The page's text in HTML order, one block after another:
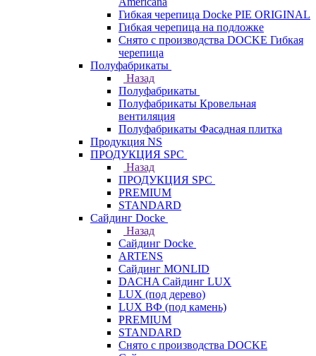
Гибкая черепица Docke PIE ОRIGINАL
Гибкая черепица на подложке
Снято с производства DOCKE Гибкая
черепица
Полуфабрикаты
Назад
Полуфабрикаты
Полуфабрикаты Кровельная
вентиляция
Полуфабрикаты Фасадная плитка
Продукция NS
ПРОДУКЦИЯ SPC
Назад
ПРОДУКЦИЯ SPC
PREMIUM
STANDARD
Сайдинг Docke
Назад
Сайдинг Docke
ARTENS
Cайдинг MONLID
DACHA Сайдинг LUX
LUX (под дерево)
LUX ВФ (под камень)
PREMIUM
STANDARD
Снято с производства DOCKE